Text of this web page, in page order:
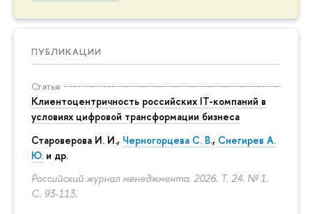
ПУБЛИКАЦИИ
Статья
Клиентоцентричность российских IT-компаний в
условиях цифровой трансформации бизнеса
Староверова И. И., Черногорцева С. В., Снегирев А.
Ю. и др.
Российский журнал менеджмента. 2026. Т. 24. № 1.
С. 93-113.